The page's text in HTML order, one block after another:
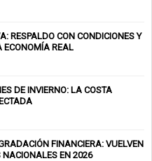
RESPALDO CON CONDICIONES Y
ECONOMÍA REAL
DE INVIERNO: LA COSTA
FINANCIERA: VUELVEN
NACIONALES EN 2026